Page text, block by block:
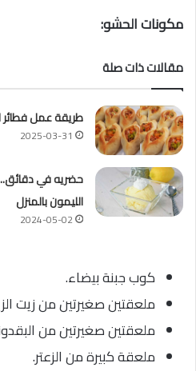
مكونات الحشو:
مقالات ذات صلة
طريقة عمل
2025-03-31
الليمون بالمنزل
2024-05-02
كوب جبنة بيضاء.
ملعقتين صغيرتين من زيت
ملعقتين صغيرتين من
ملعقة كبيرة من الزعتر.